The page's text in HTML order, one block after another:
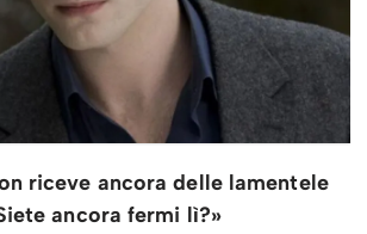
riceve ancora delle lamentele
ancora fermi lì?»